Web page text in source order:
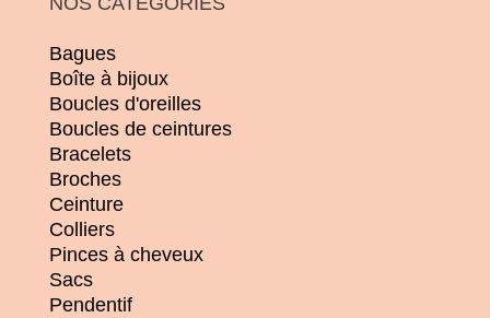
Bagues
Boîte à bijoux
Boucles d'oreilles
Boucles de ceintures
Bracelets
Broches
Ceinture
Colliers
Pinces à cheveux
Sacs
Pendentif